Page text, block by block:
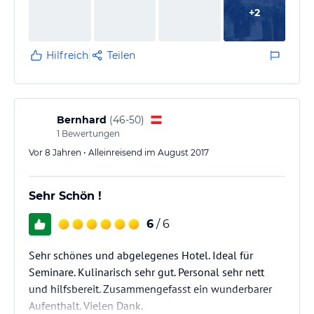
+2
Hilfreich Teilen
Bernhard (46-50)
1 Bewertungen
Vor 8 Jahren • Alleinreisend im August 2017
Sehr Schön !
6 / 6
Sehr schönes und abgelegenes Hotel. Ideal für
Seminare. Kulinarisch sehr gut. Personal sehr nett
und hilfsbereit. Zusammengefasst ein wunderbarer
Aufenthalt. Vielen Dank.